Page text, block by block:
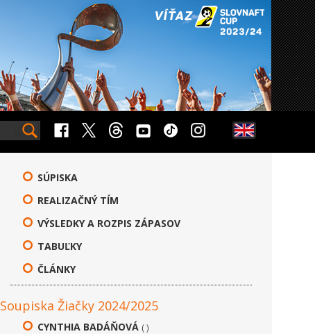
SÚPISKA
REALIZAČNÝ TÍM
VÝSLEDKY A ROZPIS ZÁPASOV
TABUĽKY
ČLÁNKY
Soupiska Žiačky 2024/2025
CYNTHIA BADÁŇOVÁ ( )